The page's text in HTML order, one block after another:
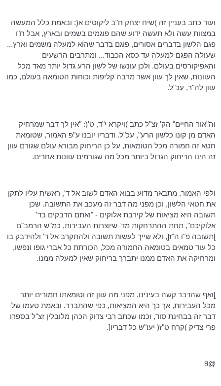
ועוד כתב בעניין זה )שיח יצחק ח"ב ליקוטים א(: ובאמת כלל המעשה
במצוות עשה ולא תעשה ידוע שהם פוגמים בשמים ובארץ, אבל ח"ו
פגם הלשון בדברים אסורים, פוגם בדבר שהוא למעלה משמים וארץ...
שעולה הפגם למעלה עד כסא הכבוד... ומתרבים הרשעים
והאפיקורסים בעולם. ולכן עונשו של לשון הרע גדול יותר מאד מכל
העוונות, שאין לך עוון אשר מרבה קליפות וכוחות הטומאה בעולם, כמו
עוון לה"ר, עכ"ל.
וה"אור החיים" הק' זצ"ל כתב )ויקרא י"ד, ט'(: "אין לך דבר שמרחיק
האדם מן קונו כלשון הרע", עכ"ל. ודבריו יובנו ע"פ האמור, שטומאת
חטא זה חמורה מכל הטומאות, על כן הריחוק מבורא עולם שגורם עוון
זה הינו הריחוק הגדול ביותר מכל מה שגורמים עוונות אחרים.
ולפי האמור, מתבאר מדוע בבוא האדם לשוב אל ד', ראשית עליו לתקן
את חטאי הלשון, וכן מפני מה דבר זה מעכב את התשובה. שכן
תשובה היא מציאות של קירבת אלוקים - "ואתם הדבקים בד'
אלוקיכם", תחת ההתרחקות מד' שיוצרות העבירות, כמ"ש הרמב"ם
]תשובה פ"ו ה"ז[, ולא שייך לעשות תשובה ולהתקרב אל ד' ולהידבק בו
כל עוד טמאים בטומאה החמורה מכל, הכורתת כל אברי גופו ונפשו,
ומרחיקה את האדם ממנו יתברך בריחוק שאין למעלה ממנו.
]ואף שהדבר קשה בעינינו, מפני מה עוון זה וטומאתו חמורים יותר
מכל העבירות, אך כך היא המציאות, כפי שהתברר. ובאמת טעמו של
דבר זה בבחינת סוד, וכמו שכתב רבי צדוק הכהן מלובלין זצ"ל בספרו
פרי צדיק )קרח ט"ז( יעו"ש כל דבריו[.
@9